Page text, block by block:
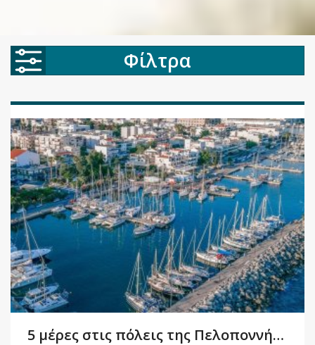
Φίλτρα
5 μέρες στις πόλεις της Πελοποννήσου